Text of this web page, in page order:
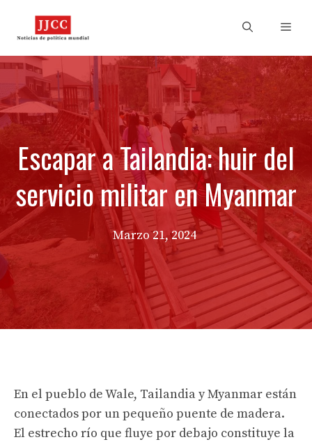
Escapar a Tailandia: huir del
servicio militar en Myanmar
Marzo 21, 2024
En el pueblo de Wale, Tailandia y Myanmar están
conectados por un pequeño puente de madera.
El estrecho río que fluye por debajo constituye la